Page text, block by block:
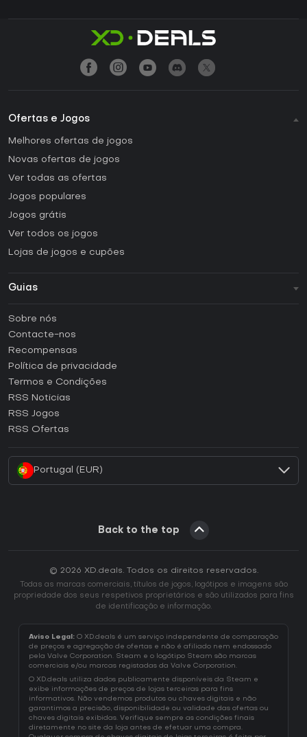
Ofertas e Jogos
Melhores ofertas de jogos
Novas ofertas de jogos
Ver todas as ofertas
Jogos populares
Jogos grátis
Ver todos os jogos
Lojas de jogos e cupões
Guias
Como ativar uma CD Key Steam?
Como ativar uma CD Key Epic Games?
Como ativar uma CD Key GOG?
Como ativar uma CD Key Ubisoft Connect?
Sobre nós
Contacte-nos
Recompensas
Política de privacidade
Termos e Condições
RSS Noticias
RSS Jogos
RSS Ofertas
Portugal (EUR)
Back to the top
© 2026 XD.deals. Todos os direitos reservados.
Todas as marcas comerciais, títulos de jogos, logótipos e imagens são
propriedade dos seus respetivos proprietários e são utilizados para fins
de identificação e informação.
Aviso Legal: O XD.deals é um serviço independente de comparação
de preços e agregação de ofertas e não é afiliado nem endossado
pela Valve Corporation. Steam e o logótipo Steam são marcas
comerciais e/ou marcas registadas da Valve Corporation.
O XD.deals utiliza dados publicamente disponíveis da Steam e
exibe informações de preços de lojas terceiras para fins
informativos. Não vendemos produtos ou chaves digitais e não
garantimos a precisão, disponibilidade ou validade das ofertas ou
chaves digitais exibidas. Verifique sempre as condições finais
diretamente no site da loja antes de efetuar uma compra.